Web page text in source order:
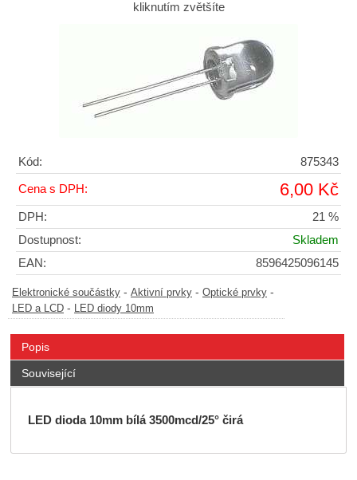
kliknutím zvětšíte
Kód: 875343
Cena s DPH: 6,00 Kč
DPH:
21 %
Dostupnost:
Skladem
EAN:
8596425096145
Elektronické součástky - Aktivní prvky - Optické prvky -
LED a LCD - LED diody 10mm
Popis
Související
LED dioda 10mm bílá 3500mcd/25° čirá